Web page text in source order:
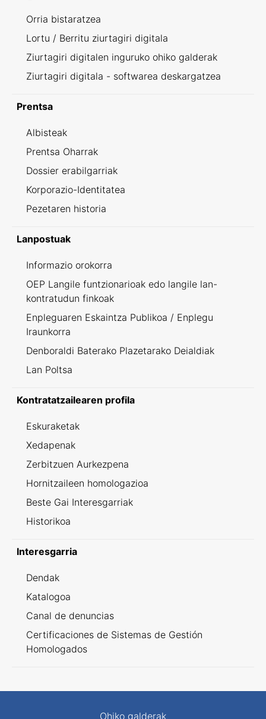
Orria bistaratzea
Lortu / Berritu ziurtagiri digitala
Ziurtagiri digitalen inguruko ohiko galderak
Ziurtagiri digitala - softwarea deskargatzea
Prentsa
Albisteak
Prentsa Oharrak
Dossier erabilgarriak
Korporazio-Identitatea
Pezetaren historia
Lanpostuak
Informazio orokorra
OEP Langile funtzionarioak edo langile lan-
kontratudun finkoak
Enpleguaren Eskaintza Publikoa / Enplegu
Iraunkorra
Denboraldi Baterako Plazetarako Deialdiak
Lan Poltsa
Kontratatzailearen profila
Eskuraketak
Xedapenak
Zerbitzuen Aurkezpena
Hornitzaileen homologazioa
Beste Gai Interesgarriak
Historikoa
Interesgarria
Dendak
Katalogoa
Canal de denuncias
Certificaciones de Sistemas de Gestión
Homologados
Ohiko galderak